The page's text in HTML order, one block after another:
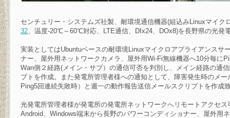
センチュリー・システムズ社製、耐環境通信機器(組込みLinuxマイク
32、温度-20℃～60℃対応、LTE通信、DIx24、DOx8)を長野県の光発
実装としてはUbuntuベースの耐環境Linuxマイクロアプライアンスサ
ナー、屋外用ネットワークカメラ、屋外用Wi-Fi無線機器へ10分毎に
Wan側２経路(メイン・サブ）の通信可否を判別し、メイン経路の通
プトを作成。また発電所管理者様への通知として、障害発生時のメ
Ping5回連続失敗時）と週一の動作報告送信メールスクリプトを作成
光発電所管理者様が発電所の発電所ネットワークへリモートアクセ
Android、Windows端末から長野のパワーコンディショナー、屋外用